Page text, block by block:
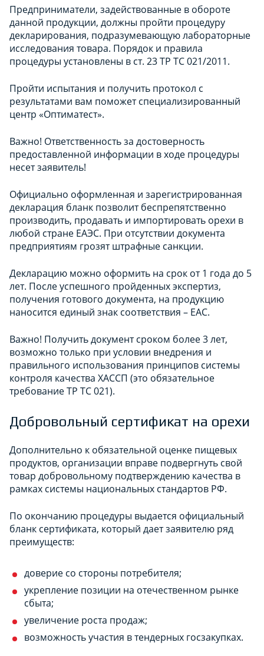
Предприниматели, задействованные в обороте
данной продукции, должны пройти процедуру
декларирования, подразумевающую лабораторные
исследования товара. Порядок и правила
процедуры установлены в ст. 23 ТР ТС 021/2011.
Пройти испытания и получить протокол с
результатами вам поможет специализированный
центр «Оптиматест».
Важно! Ответственность за достоверность
предоставленной информации в ходе процедуры
несет заявитель!
Официально оформленная и зарегистрированная
декларация бланк позволит беспрепятственно
производить, продавать и импортировать орехи в
любой стране ЕАЭС. При отсутствии документа
предприятиям грозят штрафные санкции.
Декларацию можно оформить на срок от 1 года до 5
лет. После успешного пройденных экспертиз,
получения готового документа, на продукцию
наносится единый знак соответствия – ЕАС.
Важно! Получить документ сроком более 3 лет,
возможно только при условии внедрения и
правильного использования принципов системы
контроля качества ХАССП (это обязательное
требование ТР ТС 021).
Добровольный сертификат на орехи
Дополнительно к обязательной оценке пищевых
продуктов, организации вправе подвергнуть свой
товар добровольному подтверждению качества в
рамках системы национальных стандартов РФ.
По окончанию процедуры выдается официальный
бланк сертификата, который дает заявителю ряд
преимуществ:
доверие со стороны потребителя;
укрепление позиции на отечественном рынке
сбыта;
увеличение роста продаж;
возможность участия в тендерных госзакупках.